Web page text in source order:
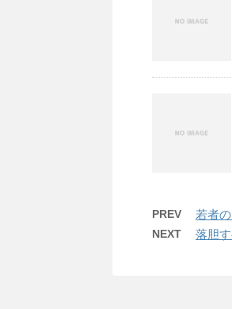
PREV 若者
NEXT 落胆